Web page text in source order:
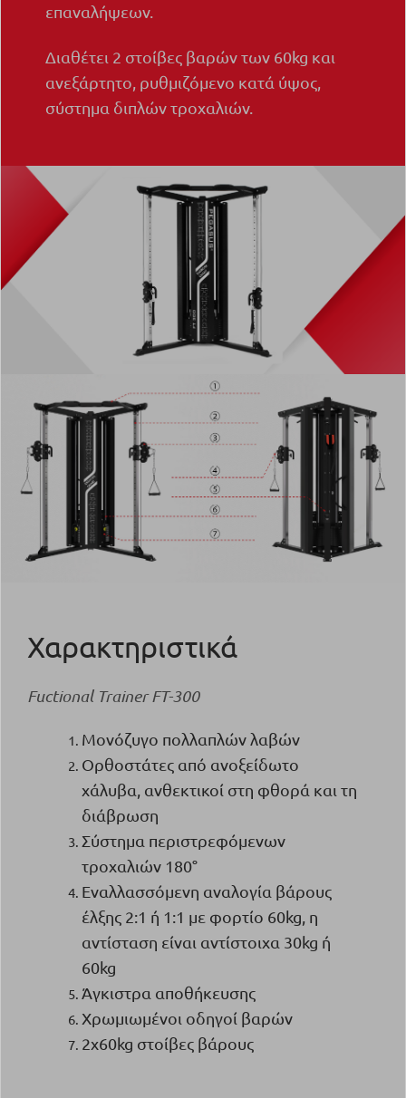
επαναλήψεων.
Διαθέτει 2 στοίβες βαρών των 60kg και
ανεξάρτητο, ρυθμιζόμενο κατά ύψος,
σύστημα διπλών τροχαλιών.
Χαρακτηριστικά
Fuctional Trainer FT-300
Μονόζυγο πολλαπλών λαβών
Ορθοστάτες από ανοξείδωτο
χάλυβα, ανθεκτικοί στη φθορά και τη
διάβρωση
Σύστημα περιστρεφόμενων
τροχαλιών 180°
Εναλλασσόμενη αναλογία βάρους
έλξης 2:1 ή 1:1 με φορτίο 60kg, η
αντίσταση είναι αντίστοιχα 30kg ή
60kg
Άγκιστρα αποθήκευσης
Χρωμιωμένοι οδηγοί βαρών
2x60kg στοίβες βάρους